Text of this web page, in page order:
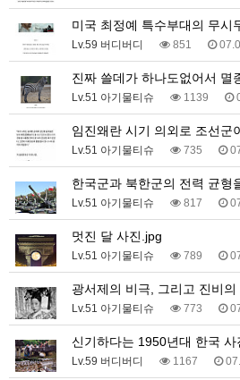
미국 최정예 특수부대의 무시
Lv.59 버디버디 851
진짜 쓸데가 하나도없어서 멸
Lv.51 아기물티슈 1139
임진왜란 시기 의외로 조선군
Lv.51 아기물티슈 735
한국군과 북한군의 전력 균형
Lv.51 아기물티슈 817
멋진 달 사진.jpg
Lv.51 아기물티슈 789
광서제의 비극, 그리고 진비의
Lv.51 아기물티슈 773
신기하다는 1950년대 한국 사
Lv.59 버디버디 1167